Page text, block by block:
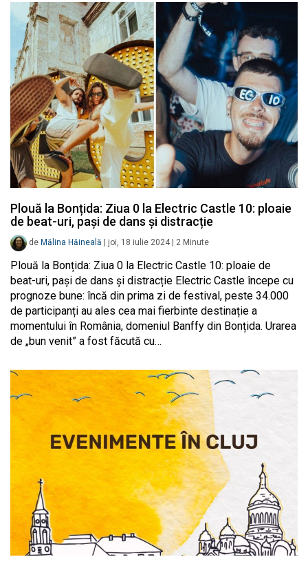
Plouă la Bonțida: Ziua 0 la Electric Castle 10: ploaie
de beat-uri, pași de dans și distracție
de Mălina Hăineală joi, 18 iulie 2024 2 Minute
Plouă la Bonțida: Ziua 0 la Electric Castle 10: ploaie de
beat-uri, pași de dans și distracție Electric Castle începe cu
prognoze bune: încă din prima zi de festival, peste 34.000
de participanți au ales cea mai fierbinte destinație a
momentului în România, domeniul Banffy din Bonțida. Urarea
de „bun venit” a fost făcută cu…